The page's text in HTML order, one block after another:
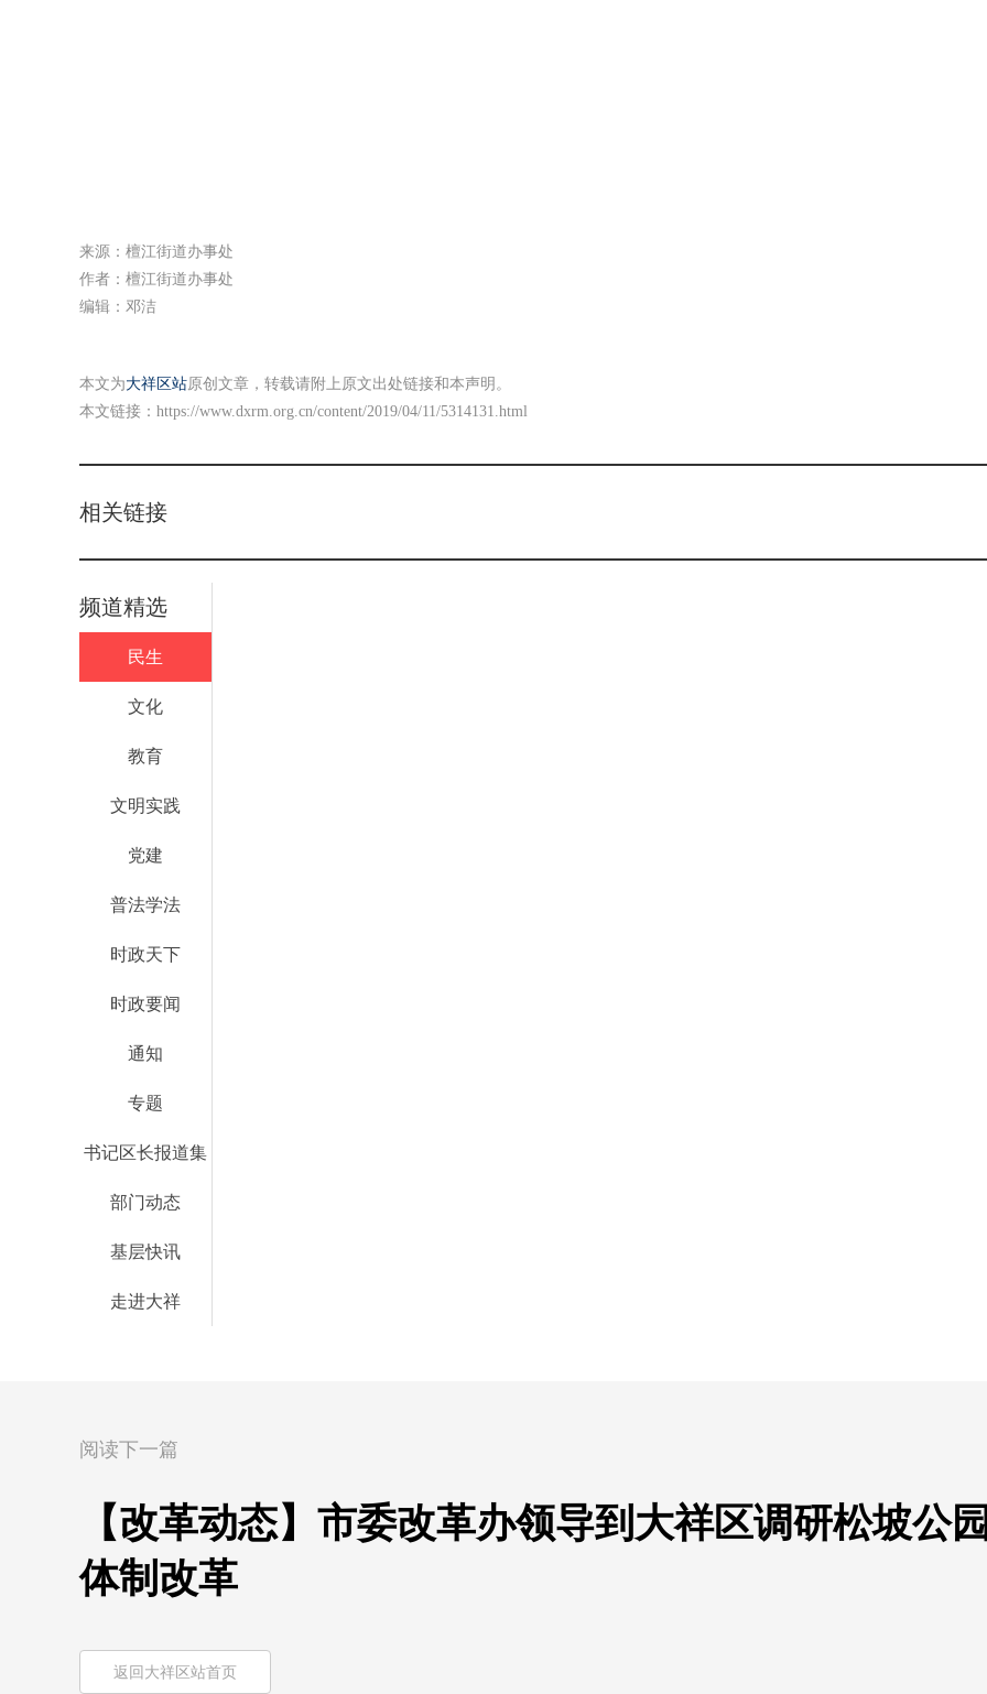
来源：檀江街道办事处
作者：檀江街道办事处
编辑：邓洁
本文为大祥区站原创文章，转载请附上原文出处链接和本声明。
本文链接： https://www.dxrm.org.cn/content/2019/04/11/5314131.html
相关链接
频道精选
民生
文化
教育
文明实践
党建
普法学法
时政天下
时政要闻
通知
专题
书记区长报道集
部门动态
基层快讯
走进大祥
阅读下一篇
【改革动态】市委改革办领导到大祥区调研松坡公
体制改革
返回大祥区站首页